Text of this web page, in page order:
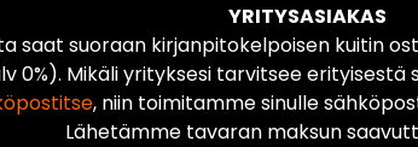
YRITYSASIAKAS
saat suoraan kirjanpitokelpoisen kuitin
0%). Mikäli yrityksesi tarvitsee
, niin toimitamme sinulle
Lähetämme tavaran maksun